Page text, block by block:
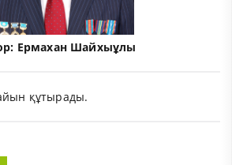
Ермахан Шайхыұлы
құтырады.